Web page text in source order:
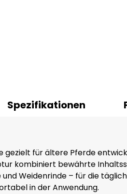
Spezifikationen
gezielt für ältere Pferde
kombiniert bewährte
und Weidenrinde – für die
in der Anwendung.